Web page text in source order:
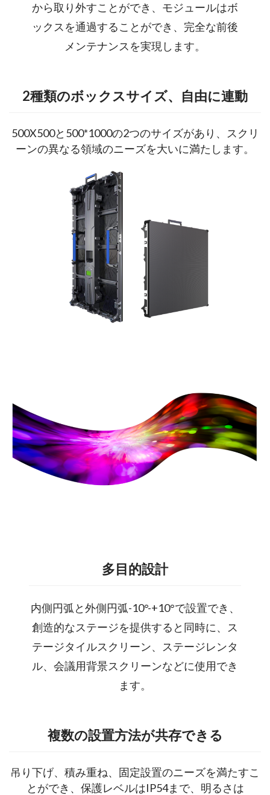
から取り外すことができ、モジュールはボ
ックスを通過することができ、完全な前後
メンテナンスを実現します。
2種類のボックスサイズ、自由に連動
500X500と500*1000の2つのサイズがあり、スクリ
ーンの異なる領域のニーズを大いに満たします。
多目的設計
内側円弧と外側円弧-10°-+10°で設置でき、
創造的なステージを提供すると同時に、ス
テージタイルスクリーン、ステージレンタ
ル、会議用背景スクリーンなどに使用でき
ます。
複数の設置方法が共存できる
吊り下げ、積み重ね、固定設置のニーズを満たすこ
とができ、保護レベルはIP54まで、明るさは